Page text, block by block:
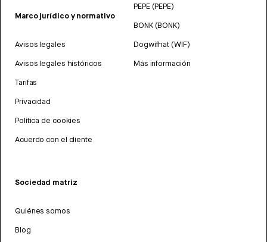
Marco jurídico y normativo
Avisos legales
Avisos legales históricos
Tarifas
Privacidad
Política de cookies
Acuerdo con el cliente
PEPE (PEPE)
BONK (BONK)
Dogwifhat (WIF)
Más información
Sociedad matriz
Quiénes somos
Blog